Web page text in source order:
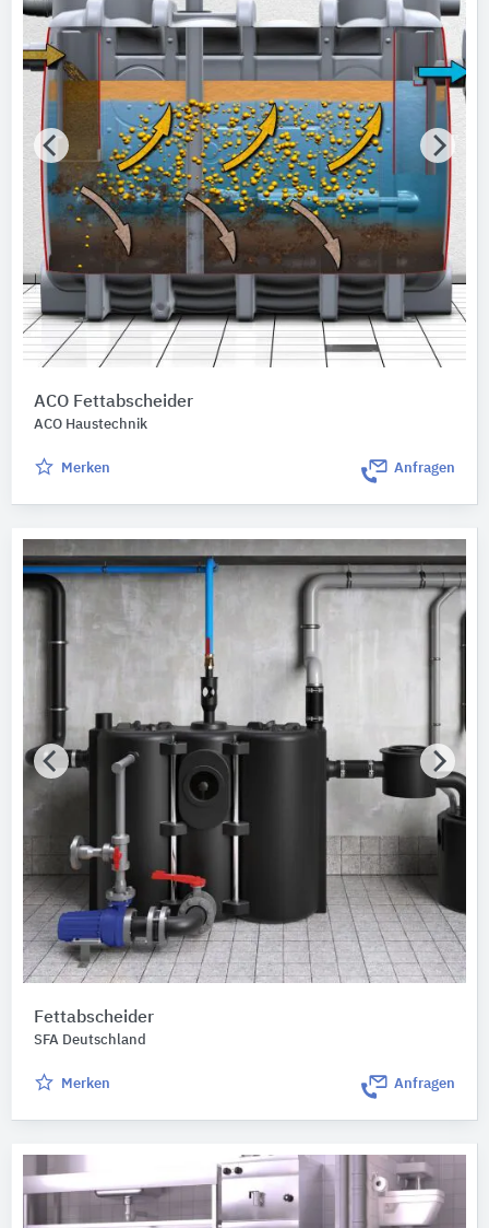
ACO Fettabscheider
ACO Haustechnik
Merken Anfragen
Fettabscheider
SFA Deutschland
Merken Anfragen